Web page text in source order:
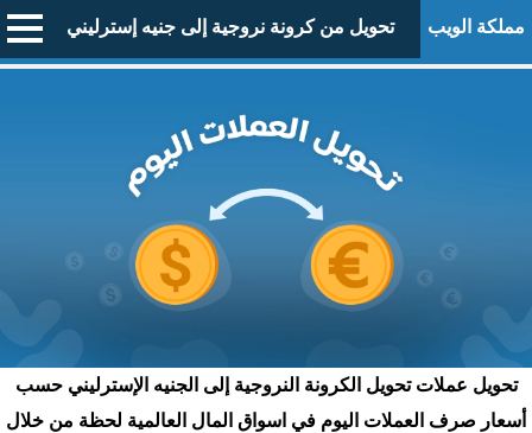
مملكة الويب تحويل من كرونة نروجية إلى جنيه إسترليني
تحويل عملات تحويل الكرونة النروجية إلى الجنيه الإسترليني حسب
أسعار صرف العملات اليوم في اسواق المال العالمية لحظة من خلال